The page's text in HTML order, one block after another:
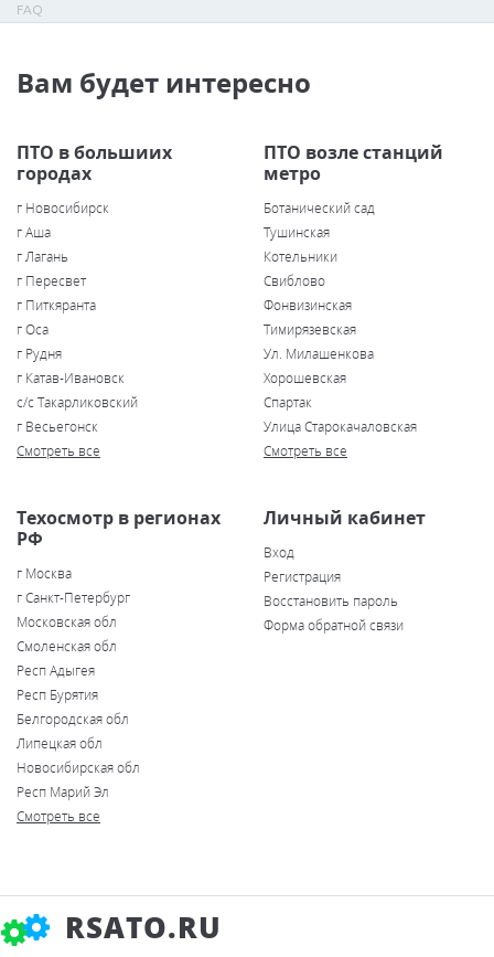
FAQ
Вам будет интересно
ПТО в большиих
городах
г Новосибирск
г Аша
г Лагань
г Пересвет
г Питкяранта
г Оса
г Рудня
г Катав-Ивановск
с/с Такарликовский
г Весьегонск
Смотреть все
ПТО возле станций
метро
Ботанический сад
Тушинская
Котельники
Свиблово
Фонвизинская
Тимирязевская
Ул. Милашенкова
Хорошевская
Спартак
Улица Старокачаловская
Смотреть все
Техосмотр в регионах
РФ
г Москва
г Санкт-Петербург
Московская обл
Смоленская обл
Респ Адыгея
Респ Бурятия
Белгородская обл
Липецкая обл
Новосибирская обл
Респ Марий Эл
Смотреть все
Личный кабинет
Вход
Регистрация
Восстановить пароль
Форма обратной связи
RSATO.RU